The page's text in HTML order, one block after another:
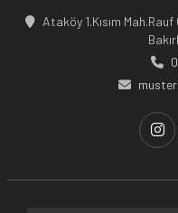
Ataköy 1.Kısım